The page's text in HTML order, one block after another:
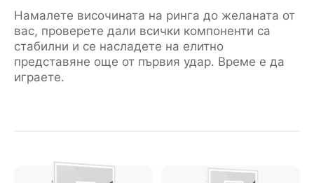
Намалете височината на ринга до желаната от
вас, проверете дали всички компоненти са
стабилни и се насладете на елитно
представяне още от първия удар. Време е да
играете.